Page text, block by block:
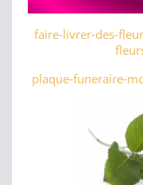
faire-livrer-des-
plaque-funeraire-